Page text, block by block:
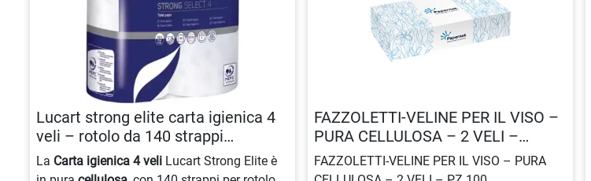
Lucart strong elite carta igienica 4
veli – rotolo da 140 strappi
8005892342551
La Carta igienica 4 veli Lucart Strong Elite è
FAZZOLETTI-VELINE PER IL VISO –
PURA CELLULOSA – 2 VELI –
PZ.100
FAZZOLETTI-VELINE PER IL VISO – PURA